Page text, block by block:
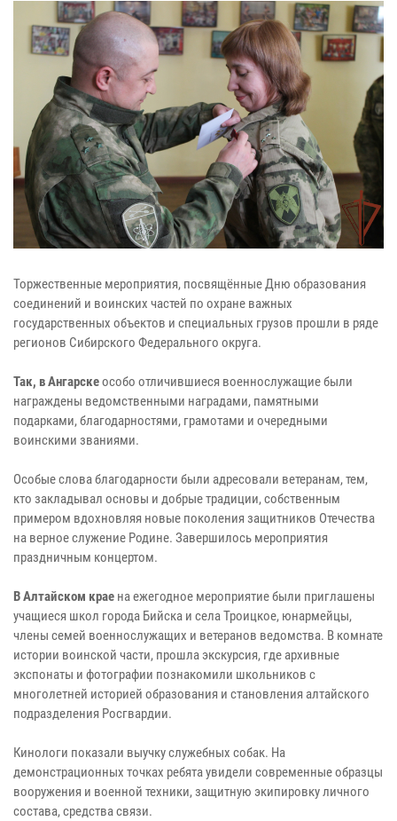
Торжественные мероприятия, посвящённые Дню образования
соединений и воинских частей по охране важных
государственных объектов и специальных грузов прошли в ряде
регионов Сибирского Федерального округа.
Так, в Ангарскеособо отличившиеся военнослужащие были
награждены ведомственными наградами, памятными
подарками, благодарностями, грамотами и очередными
воинскими званиями.
Особые слова благодарности были адресовали ветеранам, тем,
кто закладывал основы и добрые традиции, собственным
примером вдохновляя новые поколения защитников Отечества
на верное служение Родине. Завершилось мероприятия
праздничным концертом.
В Алтайском крае на ежегодное мероприятие были приглашены
учащиеся школ города Бийска и села Троицкое, юнармейцы,
члены семей военнослужащих и ветеранов ведомства. В комнате
истории воинской части, прошла экскурсия, где архивные
экспонаты и фотографии познакомили школьников с
многолетней историей образования и становления алтайского
подразделения Росгвардии.
Кинологи показали выучку служебных собак. На
демонстрационных точках ребята увидели современные образцы
вооружения и военной техники, защитную экипировку личного
состава, средства связи.